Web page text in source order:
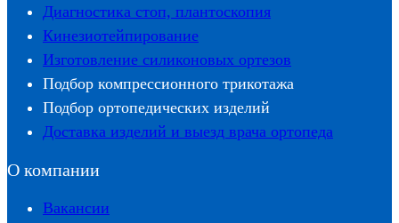
Диагностика стоп, плантоскопия
Кинезиотейпирование
Изготовление силиконовых ортезов
Подбор компрессионного трикотажа
Подбор ортопедических изделий
Доставка изделий и выезд врача ортопеда
О компании
Вакансии